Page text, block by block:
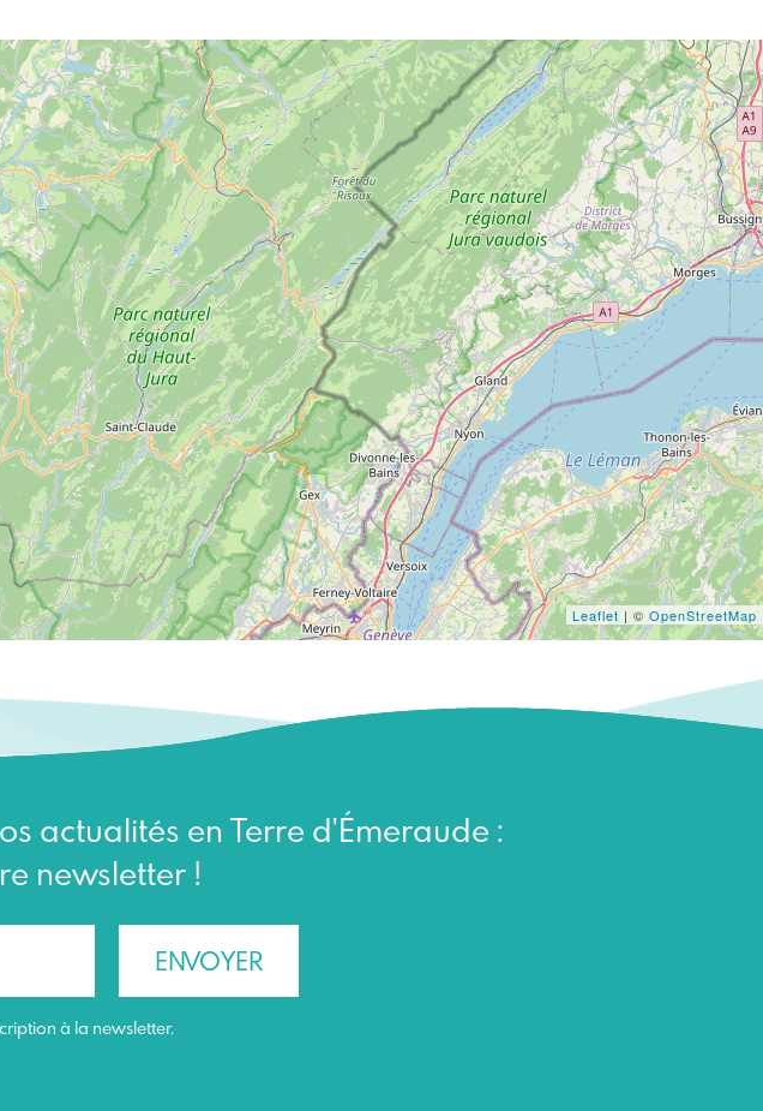
Leaflet | © OpenStreetMap
actualités en Terre d'Émeraude :
newsletter !
à la newsletter.